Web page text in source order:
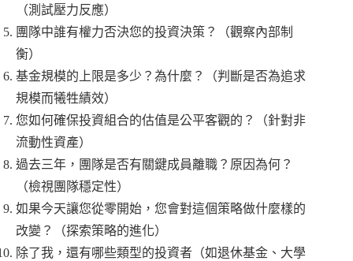
（測試壓力反應）
團隊中誰有權力否決您的投資決策？（觀察內部制
衡）
基金規模的上限是多少？為什麼？（判斷是否為追求
規模而犧牲績效）
您如何確保投資組合的估值是公平客觀的？（針對非
流動性資產）
過去三年，團隊是否有關鍵成員離職？原因為何？
（檢視團隊穩定性）
如果今天讓您從零開始，您會對這個策略做什麼樣的
改變？（探索策略的進化）
除了我，還有哪些類型的投資者（如退休基金、大學